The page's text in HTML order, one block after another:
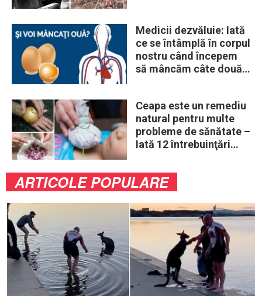
Medicii dezvăluie: Iată
ce se întâmplă în corpul
nostru când începem
să mâncăm câte două
Ceapa este un remediu
natural pentru multe
probleme de sănătate –
Iată 12 întrebuinţări
ARTICOLE POPULARE